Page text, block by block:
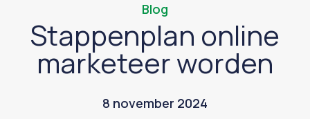
Blog
Stappenplan online
marketeer worden
8 november 2024